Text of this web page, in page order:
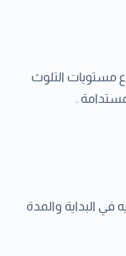
مستويات التلوث
.
في البداية والمدة